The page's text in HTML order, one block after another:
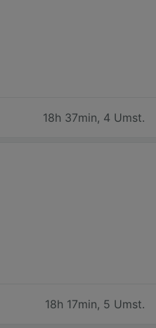
18h 37min, 4 Umst.
18h 17min, 5 Umst.